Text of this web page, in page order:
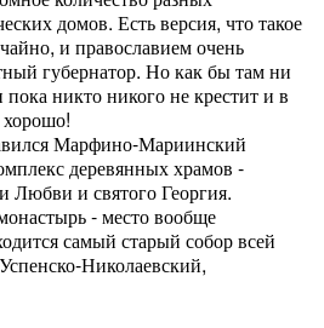
домов. Есть версия, что такое
и православием очень
губернатор. Но как бы там ни
никто никого не крестит и в
Марфино-Мариинский
деревянных храмов -
и святого Георгия.
- место вообще
самый старый собор всей
Николаевский,